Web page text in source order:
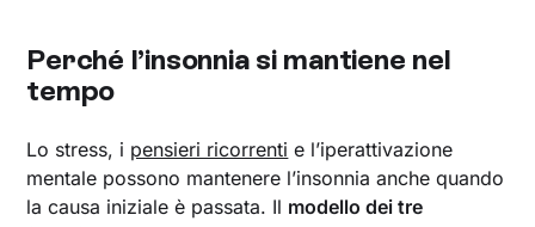
Perché l’insonnia si mantiene nel
tempo
Lo stress, i pensieri ricorrenti e l’iperattivazione
mentale possono mantenere l’insonnia anche quando
la causa iniziale è passata. Il modello dei tre